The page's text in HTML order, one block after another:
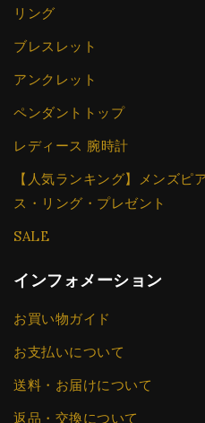
リング
ブレスレット
アンクレット
ペンダントトップ
レディース 腕時計
【人気ランキング】メンズピ
ス・リング・プレゼント
SALE
インフォメーション
お買い物ガイド
お支払いについて
送料・お届けについて
返品・交換について